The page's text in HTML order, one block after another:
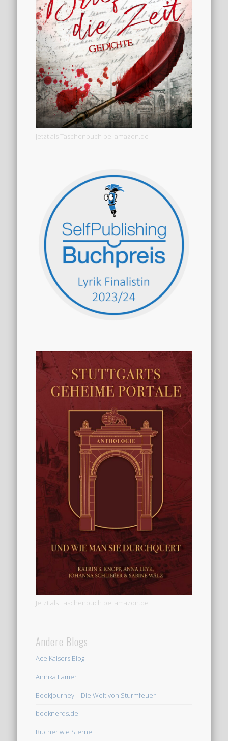
Jetzt als Taschenbuch bei amazon.de
Jetzt als Taschenbuch bei amazon.de
Andere Blogs
Ace Kaisers Blog
Annika Lamer
Bookjourney – Die Welt von Sturmfeuer
booknerds.de
Bücher wie Sterne